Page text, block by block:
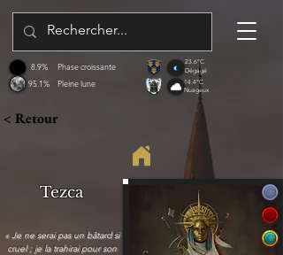
95.1%
8.9%
Pleine lune
Phase croissante
23.6°C
Dégagé
14.4°C
Nuageux
< Retour
Tezca
« Je ne serai pas un bâtard si
cruel ; je la trahirai pour son